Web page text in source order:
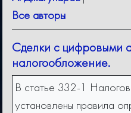
Все авторы
Сделки с цифровыми
налогообложение.
В статье 332-1
установлены правила